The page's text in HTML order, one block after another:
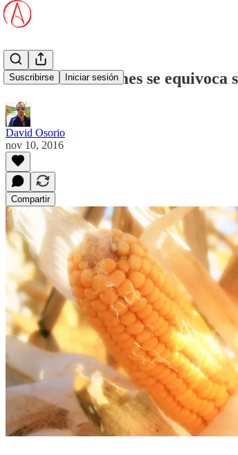
Suscribirse Iniciar sesión
El New York Times se equivoca
David Osorio
nov 10, 2016
Compartir